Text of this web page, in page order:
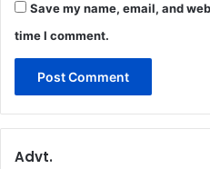
Save my name, email, and
time I comment.
Advt.